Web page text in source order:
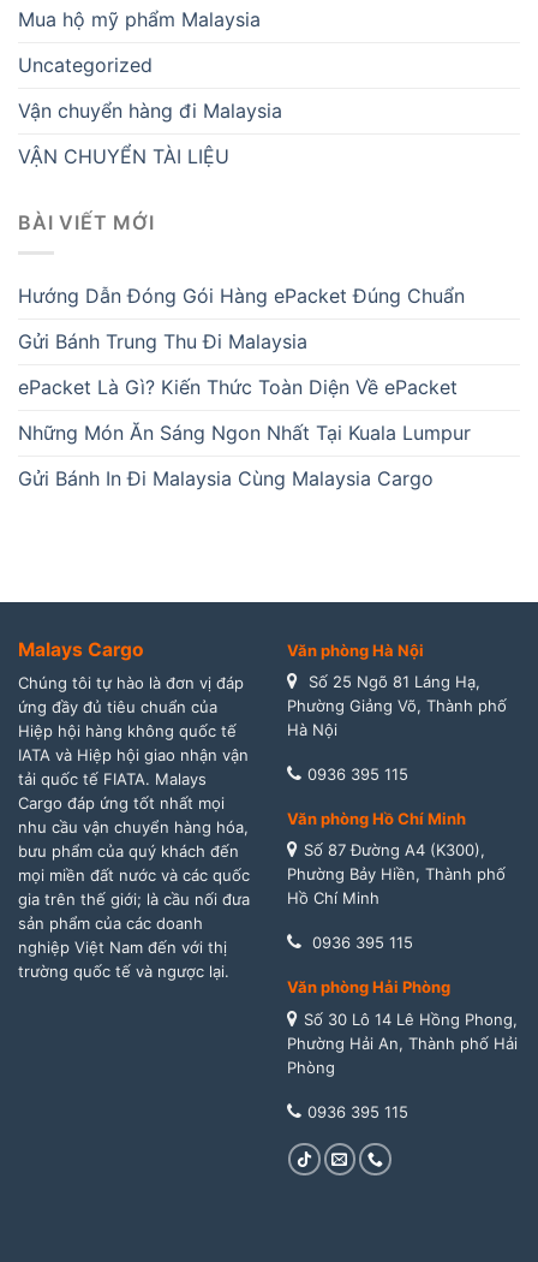
Mua hộ mỹ phẩm Malaysia
Uncategorized
Vận chuyển hàng đi Malaysia
VẬN CHUYỂN TÀI LIỆU
BÀI VIẾT MỚI
Hướng Dẫn Đóng Gói Hàng ePacket Đúng Chuẩn
Gửi Bánh Trung Thu Đi Malaysia
ePacket Là Gì? Kiến Thức Toàn Diện Về ePacket
Những Món Ăn Sáng Ngon Nhất Tại Kuala Lumpur
Gửi Bánh In Đi Malaysia Cùng Malaysia Cargo
Malays Cargo
Chúng tôi tự hào là đơn vị đáp
ứng đầy đủ tiêu chuẩn của
Hiệp hội hàng không quốc tế
IATA và Hiệp hội giao nhận vận
tải quốc tế FIATA. Malays
Cargo đáp ứng tốt nhất mọi
nhu cầu vận chuyển hàng hóa,
bưu phẩm của quý khách đến
mọi miền đất nước và các quốc
gia trên thế giới; là cầu nối đưa
sản phẩm của các doanh
nghiệp Việt Nam đến với thị
trường quốc tế và ngược lại.
Văn phòng Hà Nội
Số 25 Ngõ 81 Láng Hạ,
Phường Giảng Võ, Thành phố
Hà Nội
0936 395 115
Văn phòng Hồ Chí Minh
Số 87 Đường A4 (K300),
Phường Bảy Hiền, Thành phố
Hồ Chí Minh
0936 395 115
Văn phòng Hải Phòng
Số 30 Lô 14 Lê Hồng Phong,
Phường Hải An, Thành phố Hải
Phòng
0936 395 115